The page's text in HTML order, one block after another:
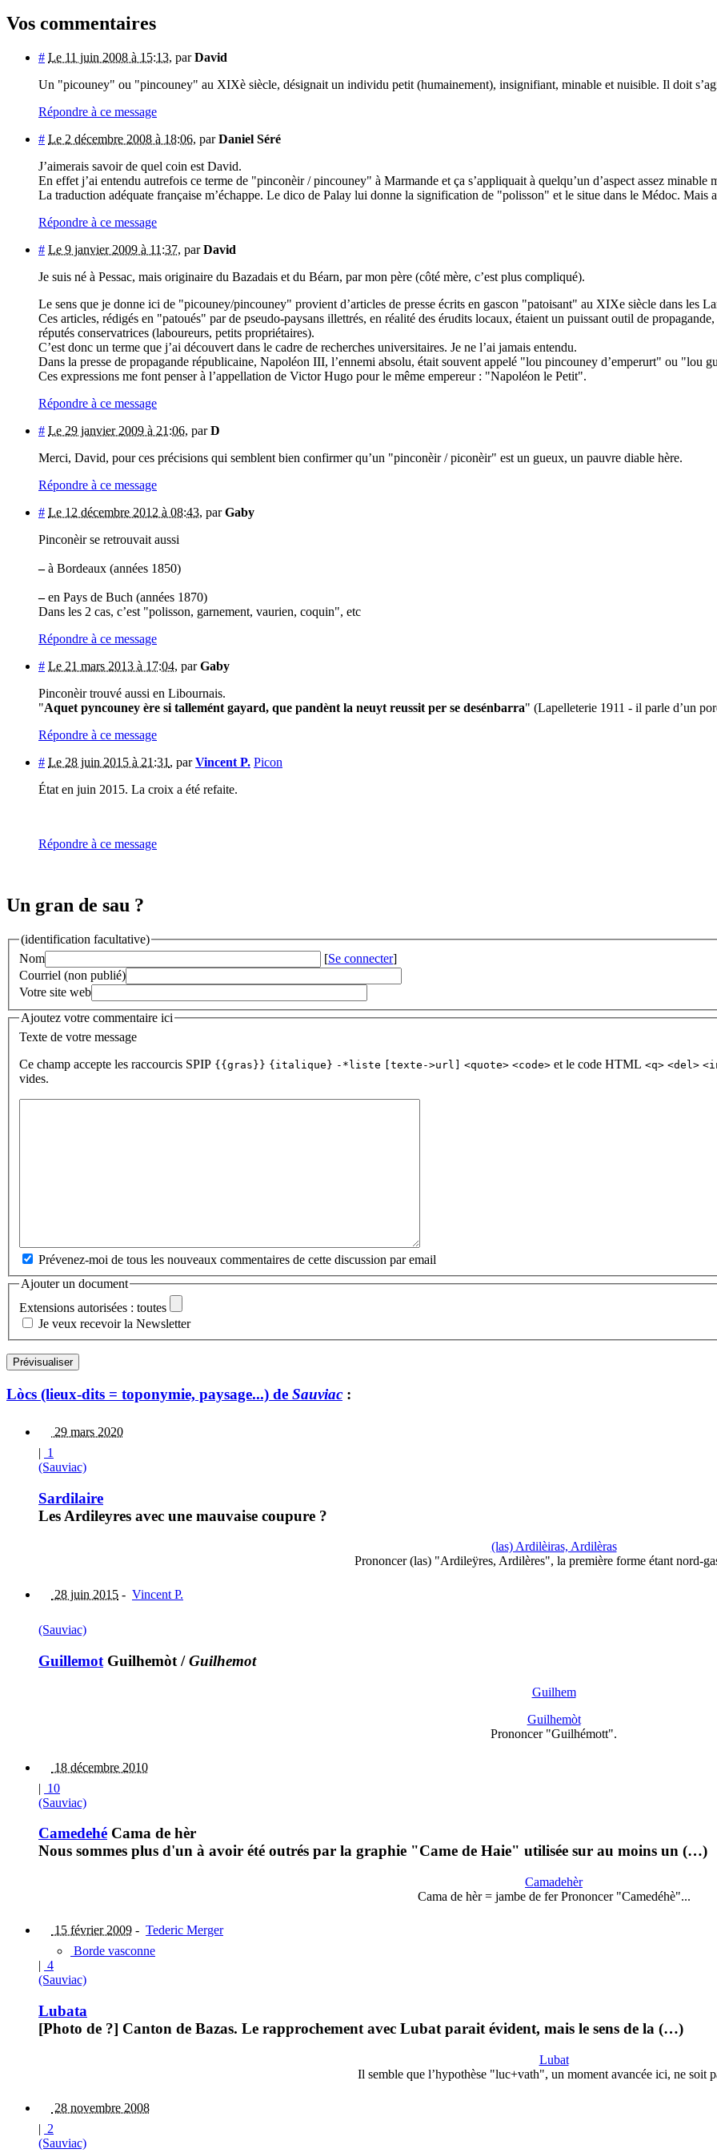
Vos commentaires
# Le 11 juin 2008 à 15:13, parDavid
Un "picouney" ou "pincouney" au XIXè siècle, désignait un individu petit (humainement), insignifiant, minable et nuisible. Il doit
Répondre à ce message
# Le 2 décembre 2008 à 18:06, parDaniel Séré
J’aimerais savoir de quel coin est David.
En effet j’ai entendu autrefois ce terme de "pinconèir / pincouney" à Marmande et ça s’appliquait à quelqu’un d’aspect assez minable
La traduction adéquate française m’échappe. Le dico de Palay lui donne la signification de "polisson" et le situe dans le Médoc. Mais
Répondre à ce message
# Le 9 janvier 2009 à 11:37, parDavid
Je suis né à Pessac, mais originaire du Bazadais et du Béarn, par mon père (côté mère, c’est plus compliqué).
Le sens que je donne ici de "picouney/pincouney" provient d’articles de presse écrits en gascon "patoisant" au XIXe siècle dans les
Ces articles, rédigés en "patoués" par de pseudo-paysans illettrés, en réalité des érudits locaux, étaient un puissant outil de
réputés conservatrices (laboureurs, petits propriétaires).
C’est donc un terme que j’ai découvert dans le cadre de recherches universitaires. Je ne l’ai jamais entendu.
Dans la presse de propagande républicaine, Napoléon III, l’ennemi absolu, était souvent appelé "lou pincouney d’emperurt" ou "lou
Ces expressions me font penser à l’appellation de Victor Hugo pour le même empereur : "Napoléon le Petit".
Répondre à ce message
# Le 29 janvier 2009 à 21:06, parD
Merci, David, pour ces précisions qui semblent bien confirmer qu’un "pinconèir / piconèir" est un gueux, un pauvre diable hère.
Répondre à ce message
# Le 12 décembre 2012 à 08:43, parGaby
Pinconèir se retrouvait aussi
–à Bordeaux (années 1850)
–en Pays de Buch (années 1870)
Dans les 2 cas, c’est "polisson, garnement, vaurien, coquin", etc
Répondre à ce message
# Le 21 mars 2013 à 17:04, parGaby
Pinconèir trouvé aussi en Libournais.
"Aquet pyncouney ère si tallemént gayard, que pandènt la neuyt reussit per se desénbarra" (Lapelleterie 1911 - il parle d’un
Répondre à ce message
# Le 28 juin 2015 à 21:31 , parVincent P. Picon
État en juin 2015. La croix a été refaite.
Répondre à ce message
Un gran de sau ?
(identification facultative)
Nom
[Se connecter]
Courriel (non publié)
Votre site web
Ajoutez votre commentaire ici
Texte de votre message
Ce champ accepte les raccourcis SPIP {{gras}} {italique} -*liste [texte->url] <quote> <code> et le code HTML <q> <del>
vides.
Prévenez-moi de tous les nouveaux commentaires de cette discussion par email
Ajouter un document
Extensions autorisées : toutes
Je veux recevoir la Newsletter
Lòcs (lieux-dits = toponymie, paysage...) de Sauviac :
29 mars 2020
| 1
(Sauviac)
Sardilaire
Les Ardileyres avec une mauvaise coupure ?
(las) Ardilèiras, Ardilèras
Prononcer (las) "Ardileÿres, Ardilères", la première forme étant nord-
28 juin 2015 - Vincent P.
(Sauviac)
Guillemot Guilhemòt /Guilhemot
Guilhem
Guilhemòt
Prononcer "Guilhémott".
18 décembre 2010
| 10
(Sauviac)
Camedehé Cama de hèr
Nous sommes plus d'un à avoir été outrés par la graphie "Came de Haie" utilisée sur au moins un (…)
Camadehèr
Cama de hèr = jambe de fer Prononcer "Camedéhè"...
15 février 2009 - Tederic Merger
Borde vasconne
| 4
(Sauviac)
Lubata
[Photo de ?] Canton de Bazas. Le rapprochement avec Lubat parait évident, mais le sens de la (…)
Lubat
Il semble que l’hypothèse "luc+vath", un moment avancée ici, ne soit
28 novembre 2008
| 2
(Sauviac)